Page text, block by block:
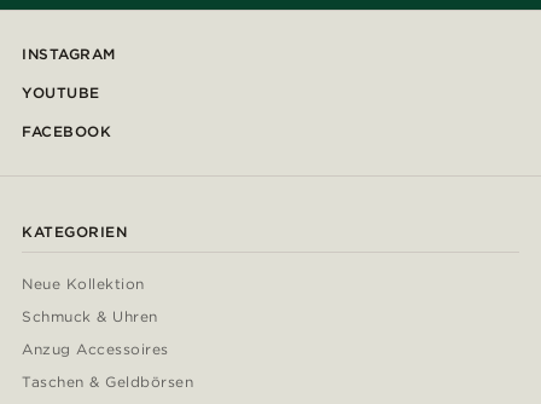
INSTAGRAM
YOUTUBE
FACEBOOK
KATEGORIEN
Neue Kollektion
Schmuck & Uhren
Anzug Accessoires
Taschen & Geldbörsen